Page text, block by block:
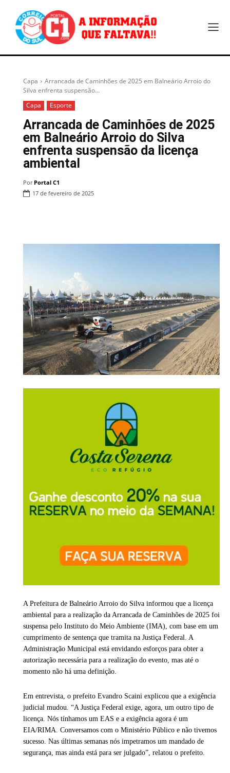
Capa
Arrancada de Caminhões de 2025 em Balneário Arroio do
Silva enfrenta suspensão...
Capa
Esporte
Arrancada de Caminhões de 2025
em Balneário Arroio do Silva
enfrenta suspensão da licença
ambiental
Por Portal C1
17 de fevereiro de 2025
A Prefeitura de Balneário Arroio do Silva informou que a licença
ambiental para a realização da Arrancada de Caminhões de 2025 foi
suspensa pelo Instituto do Meio Ambiente (IMA), com base em um
cumprimento de sentença que tramita na Justiça Federal. A
Administração Municipal está envidando esforços para obter a
autorização necessária para a realização do evento, mas até o
momento não há uma definição.
Em entrevista, o prefeito Evandro Scaini explicou que a exigência
judicial mudou. “A Justiça Federal exige, agora, um outro tipo de
licença. Nós tínhamos um EAS e a exigência agora é um
EIA/RIMA. Conversamos com o Ministério Público e não tivemos
sucesso. Nas últimas semanas nós impetramos um mandado de
segurança, mas ainda está para ser julgado”, relatou o prefeito.